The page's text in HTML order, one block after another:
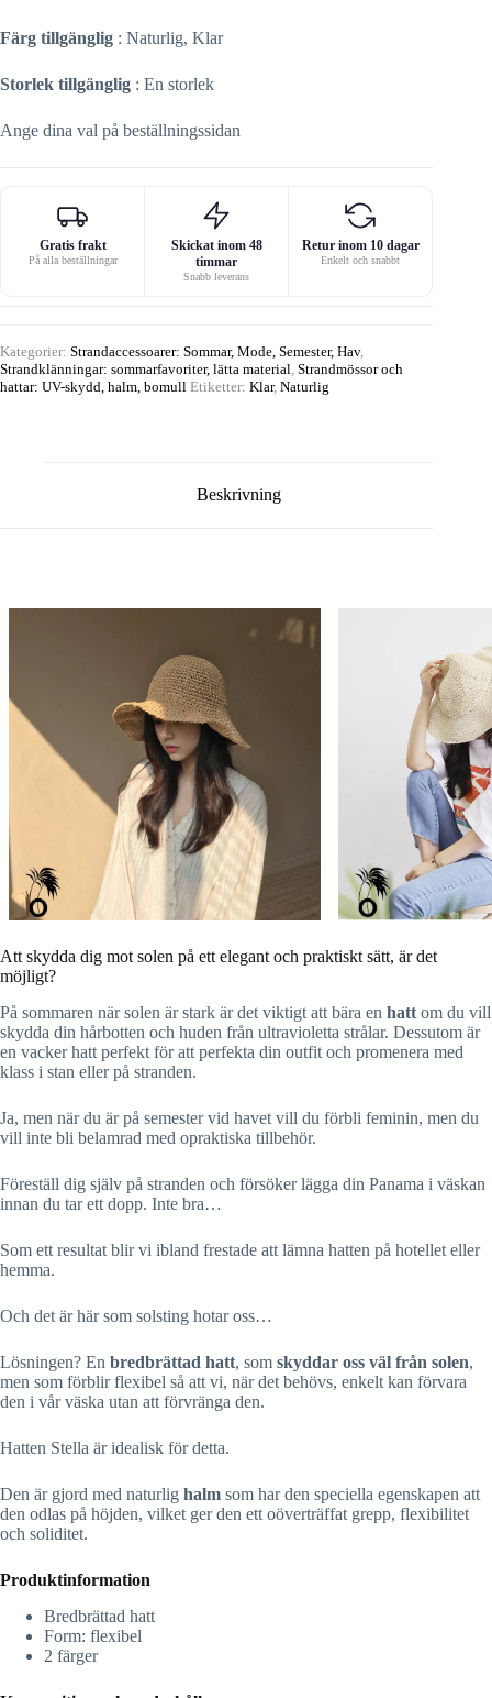
Färg tillgänglig : Naturlig, Klar
Storlek tillgänglig : En storlek
Ange dina val på beställningssidan
Gratis frakt
På alla beställningar
Skickat inom 48
timmar
Snabb leverans
Retur inom 10 dagar
Enkelt och snabbt
Kategorier: Strandaccessoarer: Sommar, Mode, Semester, Hav,
Strandklänningar: sommarfavoriter, lätta material Strandmössor och
hattar: UV-skydd, halm, bomull Etiketter: Klar, Naturlig
Beskrivning
Att skydda dig mot solen på ett elegant och praktiskt sätt, är det
möjligt?
På sommaren när solen är stark är det viktigt att bära en hatt om du vill
skydda din hårbotten och huden från ultravioletta strålar. Dessutom är
en vacker hatt perfekt för att perfekta din outfit och promenera med
klass i stan eller på stranden.
Ja, men när du är på semester vid havet vill du förbli feminin, men du
vill inte bli belamrad med opraktiska tillbehör.
Föreställ dig själv på stranden och försöker lägga din Panama i väskan
innan du tar ett dopp. Inte bra…
Som ett resultat blir vi ibland frestade att lämna hatten på hotellet eller
hemma.
Och det är här som solsting hotar oss…
Lösningen? En bredbrättad hatt, som skyddar oss väl från solen,
men som förblir flexibel så att vi, när det behövs, enkelt kan förvara
den i vår väska utan att förvränga den.
Hatten Stella är idealisk för detta.
Den är gjord med naturlig halm som har den speciella egenskapen att
den odlas på höjden, vilket ger den ett oöverträffat grepp, flexibilitet
och soliditet.
Produktinformation
Bredbrättad hatt
Form: flexibel
2 färger